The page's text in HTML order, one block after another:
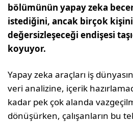
bölümünün yapay zeka
istediğini, ancak birçok
değersizleşeceği endişesi
koyuyor.
Yapay zeka araçları iş
veri analizine, içerik
kadar pek çok alanda
dönüşürken, çalışanların bu